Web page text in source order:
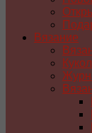
Вязание